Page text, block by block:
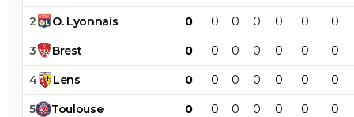
2 O. Lyonnais 0 0 0 0 0 0 0
3 Brest 0 0 0 0 0 0 0
4 Lens 0 0 0 0 0 0 0
5 Toulouse 0 0 0 0 0 0 0